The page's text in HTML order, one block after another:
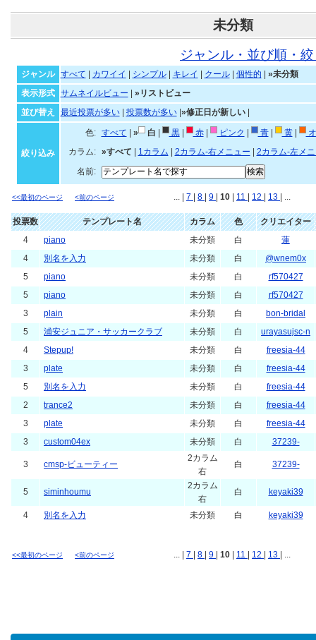
未分類
ジャンル・並び順・
ジャンル すべて カワイイ シンプル| キレイ クール| 個性的
»未分類
表示形式
サムネイルビュー
»リストビュー
並び替え
最近投票が多い| 投票数が多い| »修正日が新しい|
絞り込み
色: すべて » 白 黒| 赤| ピンク 青| 黄|
カラム:
»すべて 1カラム 2カラム-右メニュー
2カラム-左メ
名前:
<<最初のページ <前のページ ... | 7 8 9 10 11 12 13 | ...
投票数 テンプレート名 カラム 色
クリエイター
4
piano 未分類 白
蓮
4
別名を入力 未分類 白
@wnem0x
5
piano 未分類 白
rf570427
5
piano 未分類 白
rf570427
3
plain 未分類 白
bon-bridal
5
浦安ジュニア・サッカークラブ 未分類 白
urayasujsc-n
4
Stepup! 未分類 白
freesia-44
3
plate 未分類 白
freesia-44
5
別名を入力 未分類 白
freesia-44
2
trance2 未分類 白
freesia-44
3
plate 未分類 白
freesia-44
3
custom04ex 未分類 白 37239-
3 cmsp-ビューティー
2カラム
右
白 37239-
5 siminhoumu
2カラム
右
白 keyaki39
4 別名を入力 未分類 白 keyaki39
<<最初のページ <前のページ ... | 7 8 9 10 11 12 13 | ...